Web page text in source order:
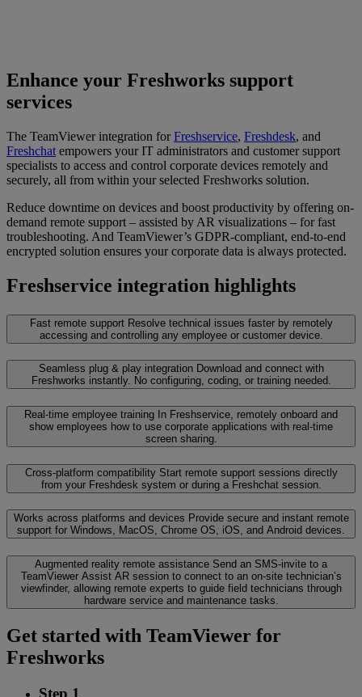
Enhance your Freshworks support
services
The TeamViewer integration forFreshservice, Freshdesk, and
Freshchat empowers your IT administrators and customer support
specialists to access and control corporate devices remotely and
securely, all from within your selected Freshworks solution.
Reduce downtime on devices and boost productivity by offering on-
demand remote support – assisted by AR visualizations – for fast
troubleshooting. And TeamViewer’s GDPR-compliant, end-to-end
encrypted solution ensures your corporate data is always protected.
Freshservice integration highlights
Fast remote support Resolve technical issues faster by remotely
accessing and controlling any employee or customer device.
Seamless plug & play integration Download and connect with
Freshworks instantly. No configuring, coding, or training needed.
Real-time employee training In Freshservice, remotely onboard and
show employees how to use corporate applications with real-time
screen sharing.
Cross-platform compatibility Start remote support sessions directly
from your Freshdesk system or during a Freshchat session.
Works across platforms and devices Provide secure and instant remote
support for Windows, MacOS, Chrome OS, iOS, and Android devices.
Augmented reality remote assistance Send an SMS-invite to a
TeamViewer Assist AR session to connect to an on-site technician’s
viewfinder, allowing remote experts to guide field technicians through
hardware service and maintenance tasks.
Get started with TeamViewer for
Freshworks
Step 1